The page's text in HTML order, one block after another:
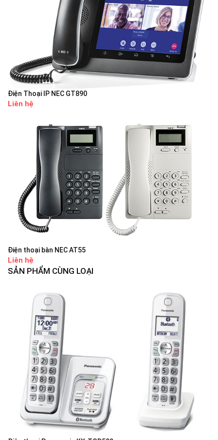
Điện Thoại IP NEC GT890
Liên hệ
Điện thoại bàn NEC AT55
Liên hệ
SẢN PHẨM CÙNG LOẠI